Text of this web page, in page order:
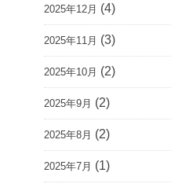
2025年12月 (4)
2025年11月 (3)
2025年10月 (2)
2025年9月 (2)
2025年8月 (2)
2025年7月 (1)